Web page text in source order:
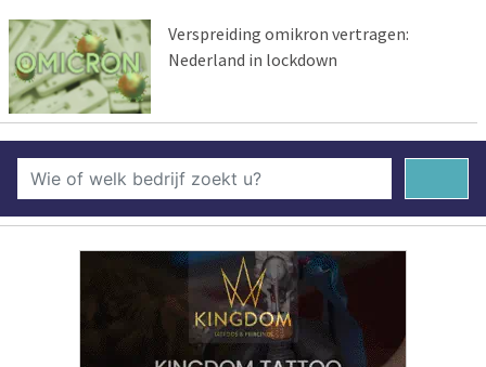
Verspreiding omikron vertragen:
Nederland in lockdown